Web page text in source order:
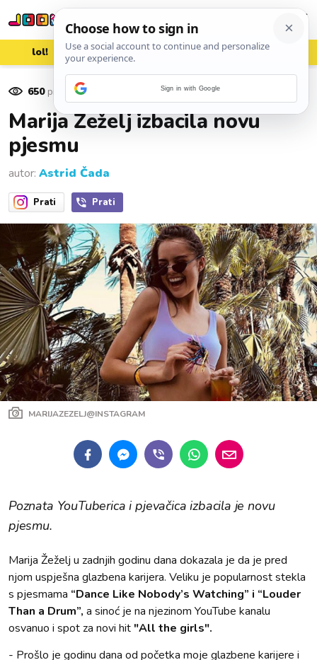
lol! aww vrh! woot?!
650pregleda
Marija Žeželj izbacila novu
pjesmu
autor: Astrid Čada
Prati Prati
MARIJAZEZELJ@INSTAGRAM
Poznata YouTuberica i pjevačica izbacila je novu
pjesmu.
Marija Žeželj u zadnjih godinu dana dokazala je da je pred
njom uspješna glazbena karijera. Veliku je popularnost stekla
s pjesmama “Dance Like Nobody’s Watching” i “Louder
Than a Drum”, a sinoć je na njezinom YouTube kanalu
osvanuo i spot za novi hit "All the girls".
- Prošlo je godinu dana od početka moje glazbene karijere i
Sign in with Google